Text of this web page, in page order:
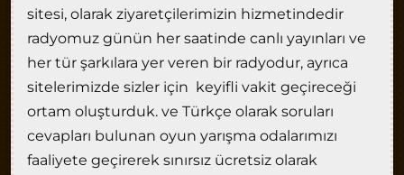
sitesi, olarak ziyaretçilerimizin hizmetindedir
radyomuz günün her saatinde canlı yayınları ve
her tür şarkılara yer veren bir radyodur, ayrıca
sitelerimizde sizler için keyifli vakit geçireceği
ortam oluşturduk. ve Türkçe olarak soruları
cevapları bulunan oyun yarışma odalarımızı
faaliyete geçirerek sınırsız ücretsiz olarak